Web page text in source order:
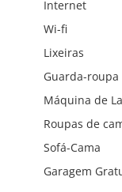
Internet
Wi-fi
Lixeiras
Guarda-
Máquina de
Roupas de
Sofá-Cama
Garagem